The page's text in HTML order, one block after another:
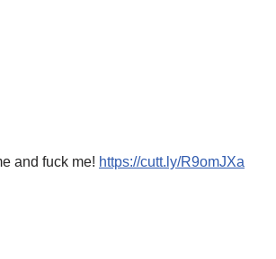
and fuck me! https://cutt.ly/R9omJXa